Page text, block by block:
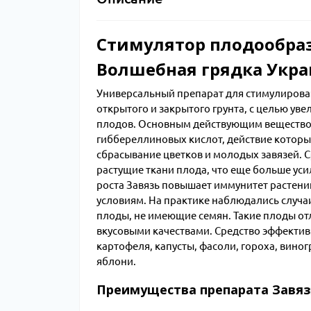
Стимулятор
Волшебная грядка
Универсальный препарат для
открытого и закрытого грунта, с целью
плодов. Основным действующим
гиббереллиновых кислот, действие
сбрасывание цветков и молодых завязей.
растущие ткани плода, что еще больше
роста Завязь повышает иммунитет
условиям. На практике наблюдались
плоды, не имеющие семян. Такие плоды
вкусовыми качествами. Средство
картофеля, капусты, фасоли, гороха,
яблони.
Преимущества препарата